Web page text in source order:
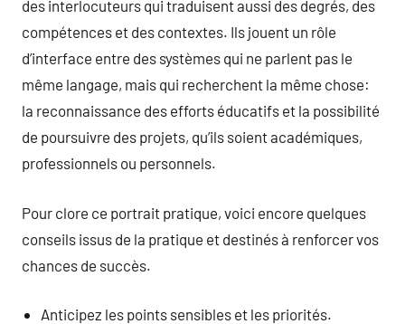
des interlocuteurs qui traduisent aussi des degrés, des
compétences et des contextes. Ils jouent un rôle
d’interface entre des systèmes qui ne parlent pas le
même langage, mais qui recherchent la même chose:
la reconnaissance des efforts éducatifs et la possibilité
de poursuivre des projets, qu’ils soient académiques,
professionnels ou personnels.
Pour clore ce portrait pratique, voici encore quelques
conseils issus de la pratique et destinés à renforcer vos
chances de succès.
Anticipez les points sensibles et les priorités.